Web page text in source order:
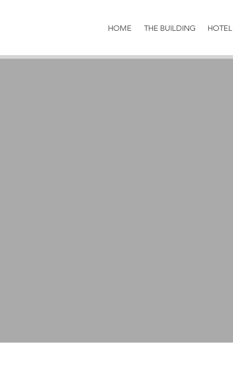
HOME THE BUILDING HOTEL